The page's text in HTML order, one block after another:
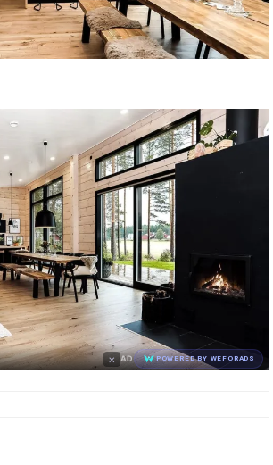
× AD POWERED BY WEFORADS